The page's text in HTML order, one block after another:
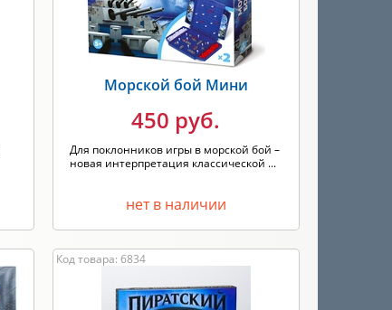
Морской бой Мини
450 руб.
Для поклонников игры в морской бой –
новая интерпретация классической ...
нет в наличии
Код товара: 6834